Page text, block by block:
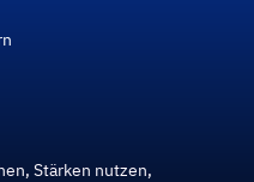
Stärken nutzen,